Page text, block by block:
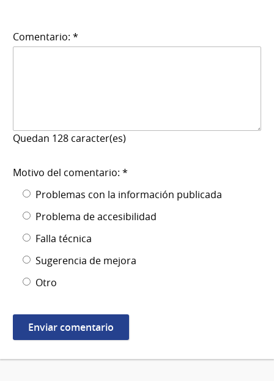
Comentario: *
Quedan 128 caracter(es)
Motivo del comentario: *
Problemas con la información publicada
Problema de accesibilidad
Falla técnica
Sugerencia de mejora
Otro